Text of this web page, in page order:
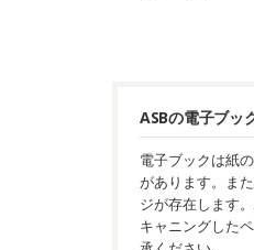
ASBの電子ブッ
電子ブックは紙
があります。ま
ジが存在します
キャニングした